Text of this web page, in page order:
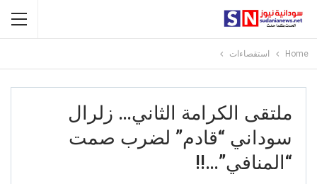
Home استقصاءات
ملتقى الكرامة الثاني… زلرال
سوداني “قادم” لضرب صمت
“المنافي”…!!